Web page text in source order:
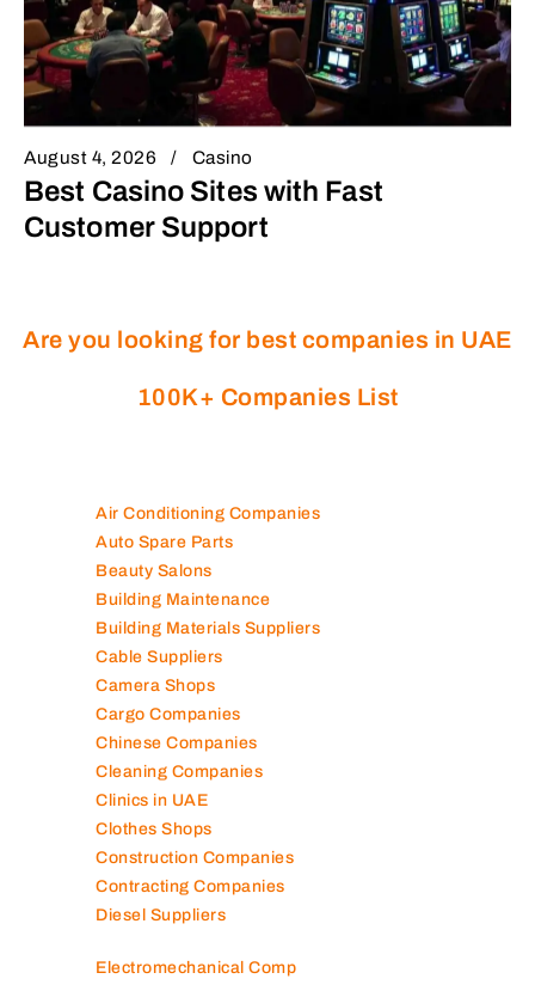
August 4, 2026 Casino
Best Casino Sites with Fast
Customer Support
Are you looking for best companies in UAE
100K+ Companies List
Air Conditioning Companies
Auto Spare Parts
Beauty Salons
Building Maintenance
Building Materials Suppliers
Cable Suppliers
Camera Shops
Cargo Companies
Chinese Companies
Cleaning Companies
Clinics in UAE
Clothes Shops
Construction Companies
Contracting Companies
Diesel Suppliers
Electromechanical Comp